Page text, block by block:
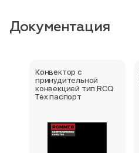
Документация
Конвектор с
принудительной
конвекцией тип RCQ
Тех паспорт